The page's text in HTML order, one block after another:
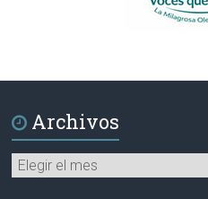
Archivos
Archivos